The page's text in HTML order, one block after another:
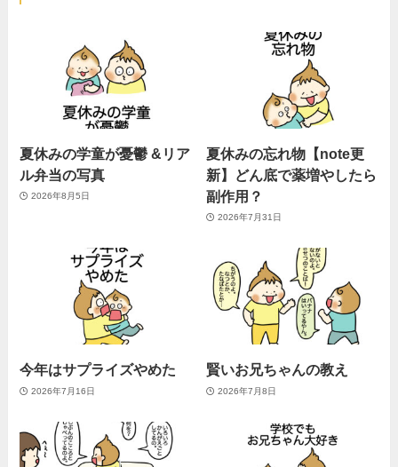
夏休みの学童が憂鬱 &リア
ル弁当の写真
2026年8月5日
夏休みの忘れ物【note更
新】どん底で薬増やしたら
副作用？
2026年7月31日
今年はサプライズやめた
2026年7月16日
賢いお兄ちゃんの教え
2026年7月8日